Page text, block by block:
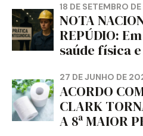
18 DE SETEMBRO
NOTA
REPÚDIO: Em defesa da
saúde física
da dignidade
27 DE JUNHO DE
ACORDO
CLARK
A 8ª MAIOR